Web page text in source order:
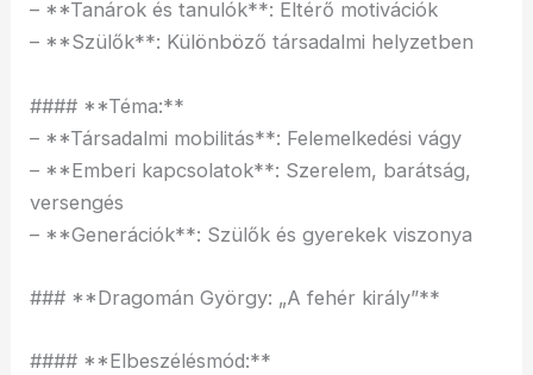
– **Tanárok és tanulók**: Eltérő motivációk
– **Szülők**: Különböző társadalmi helyzetben
#### **Téma:**
– **Társadalmi mobilitás**: Felemelkedési vágy
– **Emberi kapcsolatok**: Szerelem, barátság,
versengés
– **Generációk**: Szülők és gyerekek viszonya
### **Dragomán György: „A fehér király”**
#### **Elbeszélésmód:**